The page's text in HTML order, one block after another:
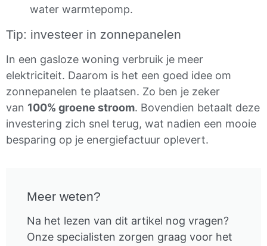
water warmtepomp.
Tip: investeer in zonnepanelen
In een gasloze woning verbruik je meer
elektriciteit. Daarom is het een goed idee om
zonnepanelen te plaatsen. Zo ben je zeker
van 100% groene stroom. Bovendien betaalt deze
investering zich snel terug, wat nadien een mooie
besparing op je energiefactuur oplevert.
Meer weten?
Na het lezen van dit artikel nog vragen?
Onze specialisten zorgen graag voor het